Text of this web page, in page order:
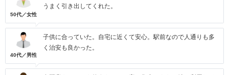
50代／女性
うまく引き出してくれた。
40代／男性
子供に合っていた。自宅に近くて安心。駅前なので人通りも多
く治安も良かった。